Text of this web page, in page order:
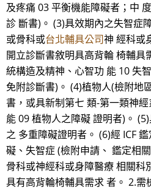
及疼痛 03 平衡機能障礙者；中
診 斷書)。 (3)具效期內之失智症
或骨科或台北輔具公司神 經科或
開立診斷書敘明具高背輪 椅輔具
統構造及精神、心智功 能 10 失
免附診斷書)。 (4)植物人(檢附地
書，或具新制第七 類-第一類神
能 09 植物人之障礙 證明者)。
之 多重障礙證明者。 (6)經 ICF
礙、失智症 (檢附申請、 鑑定相
骨科或神經科或身障醫療 相關科
具有高背輪椅輔具需求 者。 2.